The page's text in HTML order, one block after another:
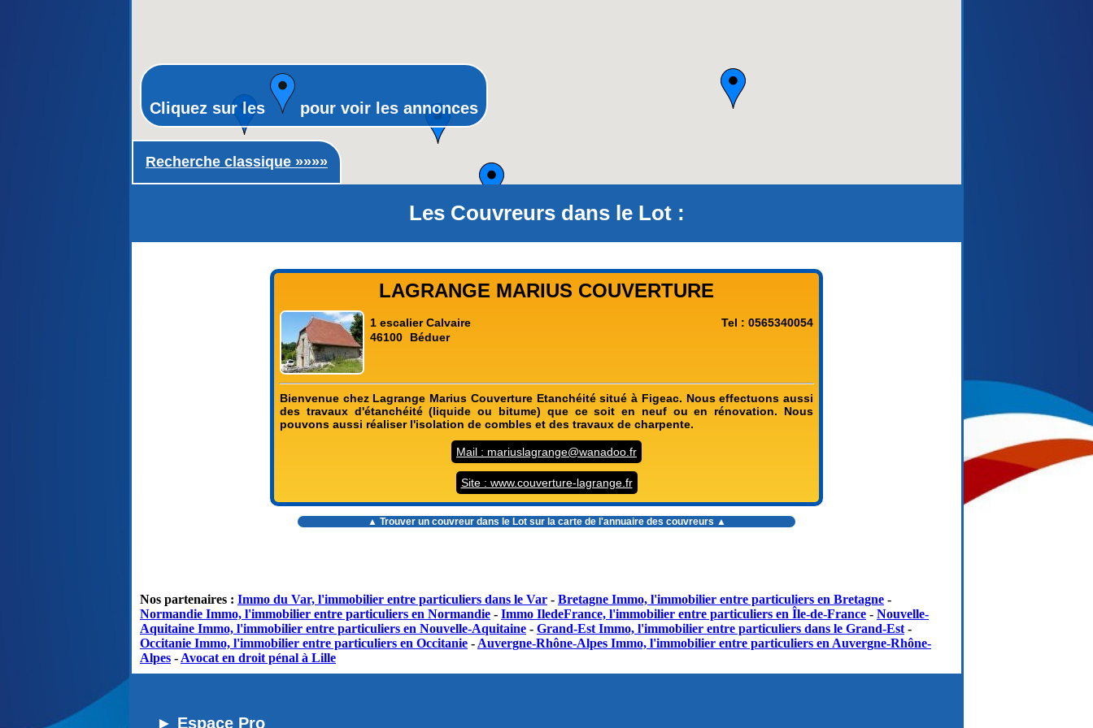
Recherche classique ►
Recherche classique »»»»
Cliquez sur les pour voir les annonces
Les Couvreurs dans le Lot :
LAGRANGE MARIUS COUVERTURE
1 escalier Calvaire
46100
Béduer
Tel : 0565340054
Bienvenue chez Lagrange Marius Couverture Etanchéité situé à Figeac. Nous effectuons aussi
des travaux d'étanchéité (liquide ou bitume) que ce soit en neuf ou en rénovation. Nous
pouvons aussi réaliser l'isolation de combles et des travaux de charpente.
Mail : mariuslagrange@wanadoo.fr
Site : www.couverture-lagrange.fr
▲ Trouver un couvreur dans le Lotsur la carte de l'annuaire des couvreurs ▲
Nos partenaires : Immo du Var, l'immobilier entre particuliers dans le Var - Bretagne Immo, l'immobilier entre particuliers en Bretagne -
Normandie Immo, l'immobilier entre particuliers en Normandie - Immo IledeFrance, l'immobilier entre particuliers en Île-de-France - Nouvelle-
Aquitaine Immo, l'immobilier entre particuliers en Nouvelle-Aquitaine - Grand-Est Immo, l'immobilier entre particuliers dans le Grand-Est -
Occitanie Immo, l'immobilier entre particuliers en Occitanie - Auvergne-Rhône-Alpes Immo, l'immobilier entre particuliers en Auvergne-Rhône-
Alpes - Avocat en droit pénal à Lille
► Espace Pro